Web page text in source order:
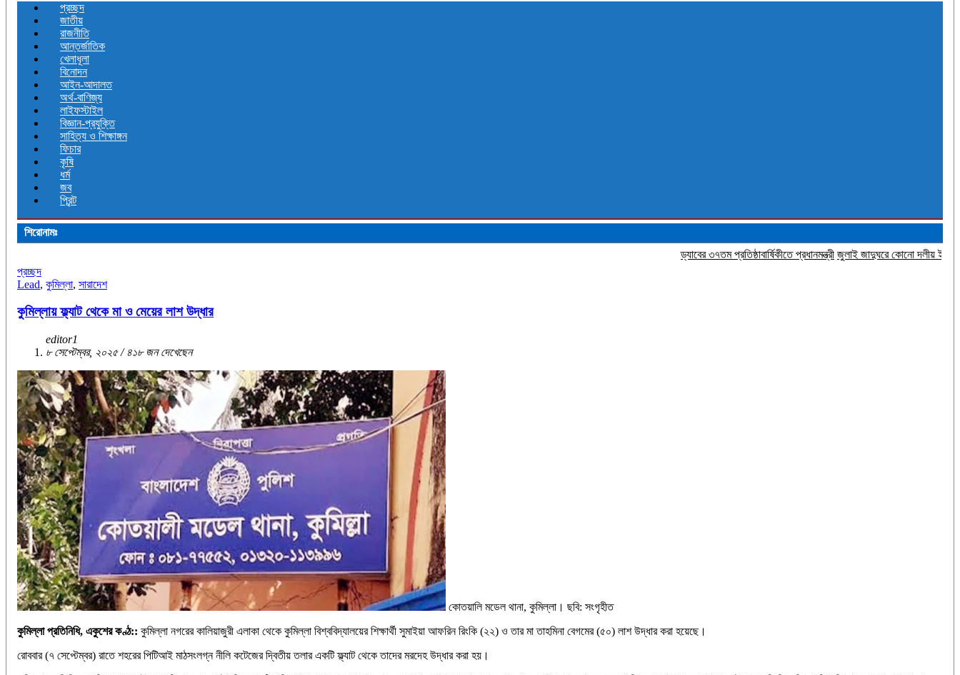
প্রচ্ছদ
জাতীয়
রাজনীতি
আন্তর্জাতিক
খেলাধূলা
বিনোদন
আইন-আদালত
অর্থ-বাণিজ্য
লাইফস্টাইল
বিজ্ঞান-প্রযুক্তি
সাহিত্য ও শিক্ষাঙ্গন
ফিচার
কৃষি
ধর্ম
জব
প্রিন্ট
শিরোনামঃ
ড্যাবের ৩৭তম প্রতিষ্ঠাবার্ষিকীতে প্রধানমন্ত্রী জুলাই জাদুঘরে কোনো দলীয় ইতিহাস দেখতে
প্রচ্ছদ
Lead, কুমিল্লা, সারাদেশ
কুমিল্লায় ফ্ল্যাট থেকে মা ও মেয়ের লাশ উদ্ধার
editor1
৮ সেপ্টেম্বর, ২০২৫ / ৪১৮ জন দেখেছেন
কোতয়ালি মডেল থানা, কুমিল্লা। ছবি: সংগৃহীত
কুমিল্লা প্রতিনিধি, একুশের কণ্ঠ:: কুমিল্লা নগরের কালিয়াজুরী এলাকা থেকে কুমিল্লা বিশ্ববিদ্যালয়ের শিক্ষার্থী সুমাইয়া আফরিন রিংকি (২২) ও তার মা তাহমিনা বেগমের (৫০) লাশ উদ্ধার করা হয়েছে।
রোববার (৭ সেপ্টেম্বর) রাতে শহরের পিটিআই মাঠসংলগ্ন নীলি কটেজের দ্বিতীয় তলার একটি ফ্ল্যাট থেকে তাদের মরদেহ উদ্ধার করা হয়।